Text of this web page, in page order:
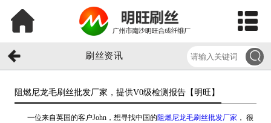
刷丝资讯
阻燃尼龙毛刷丝批发厂家，提供V0级检测报告【明旺】​
一位来自英国的客户John，想寻找中国的阻燃尼龙毛刷丝批发厂家 ， 很